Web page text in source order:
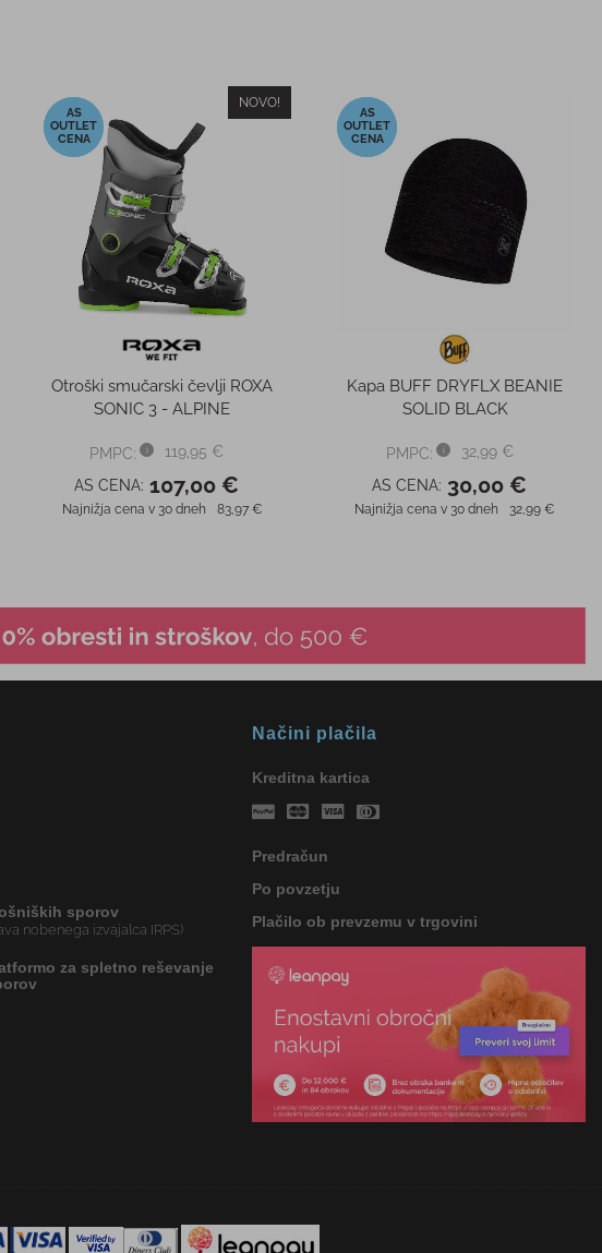
-11%
NOVO!
Otroški smučarski čevlji ROXA
SONIC 3 - ALPINE
PMPC:
119,95 €
AS CENA: 107,00 €
Najnižja cena v 30 dneh 83,97 €
-9%
Kapa BUFF DRYFLX BEANIE
SOLID BLACK
PMPC:
32,99 €
AS CENA: 30,00 €
Najnižja cena v 30 dneh 32,99 €
sporov
nobenega izvajalca IRPS)
za spletno reševanje
Načini plačila
Kreditna kartica
Predračun
Po povzetju
Plačilo ob prevzemu v trgovini